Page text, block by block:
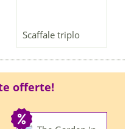
Scaffale triplo
offerte!